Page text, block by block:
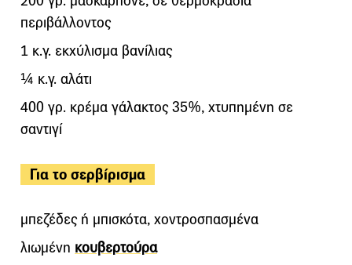
περιβάλλοντος
1 κ.γ. εκχύλισμα βανίλιας
¼ κ.γ. αλάτι
400 γρ. κρέμα γάλακτος 35%, χτυπημένη σε
σαντιγί
Για το σερβίρισμα
μπεζέδες ή μπισκότα, χοντροσπασμένα
λιωμένη κουβερτούρα